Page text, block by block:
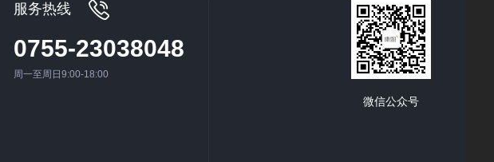
服务热线
0755-23038048
周一至周日9:00-18:00
微信公众号